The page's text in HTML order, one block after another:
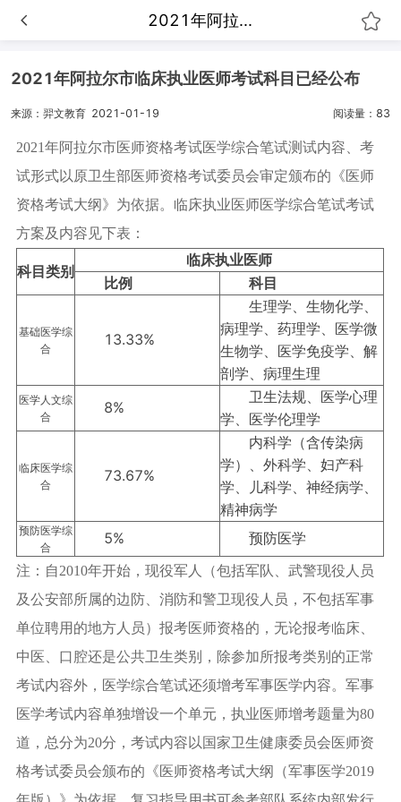
2021年阿拉...
2021年阿拉尔市临床执业医师考试科目已经公布
来源：羿文教育 2021-01-19 阅读量：83
2021年阿拉尔市医师资格考试医学综合笔试测试内容、考
试形式以原卫生部医师资格考试委员会审定颁布的《医师
资格考试大纲》为依据。临床执业医师医学综合笔试考试
方案及内容见下表：
科目类别
临床执业医师
比例
科目
基础医学综
合
13.33%
生理学、生物化学、
病理学、药理学、医学微
生物学、医学免疫学、解
剖学、病理生理
医学人文综
合
8%
卫生法规、医学心理
学、医学伦理学
临床医学综
合
73.67%
内科学（含传染病
学）、外科学、妇产科
学、儿科学、神经病学、
精神病学
预防医学综
合
5% 预防医学
注：自2010年开始，现役军人（包括军队、武警现役人员
及公安部所属的边防、消防和警卫现役人员，不包括军事
单位聘用的地方人员）报考医师资格的，无论报考临床、
中医、口腔还是公共卫生类别，除参加所报考类别的正常
考试内容外，医学综合笔试还须增考军事医学内容。军事
医学考试内容单独增设一个单元，执业医师增考题量为80
道，总分为20分，考试内容以国家卫生健康委员会医师资
格考试委员会颁布的《医师资格考试大纲（军事医学2019